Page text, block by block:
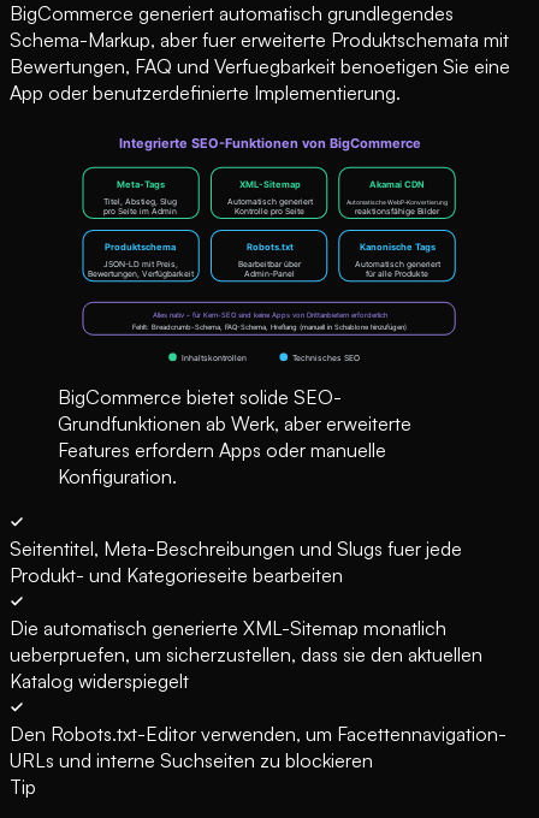
BigCommerce generiert automatisch grundlegendes
Schema-Markup, aber fuer erweiterte Produktschemata mit
Bewertungen, FAQ und Verfuegbarkeit benoetigen Sie eine
App oder benutzerdefinierte Implementierung.
BigCommerce bietet solide SEO-
Grundfunktionen ab Werk, aber erweiterte
Features erfordern Apps oder manuelle
Konfiguration.
Seitentitel, Meta-Beschreibungen und Slugs fuer jede
Produkt- und Kategorieseite bearbeiten
Die automatisch generierte XML-Sitemap monatlich
ueberpruefen, um sicherzustellen, dass sie den aktuellen
Katalog widerspiegelt
Den Robots.txt-Editor verwenden, um Facettennavigation-
URLs und interne Suchseiten zu blockieren
Tip